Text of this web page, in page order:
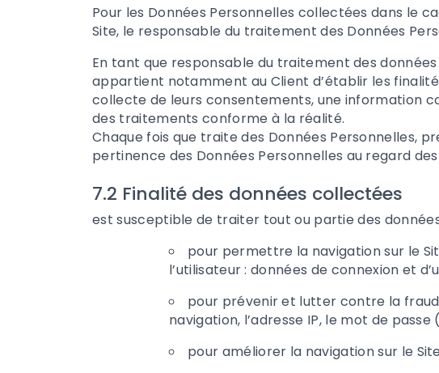
Pour les Données Personnelles collectées dans le
Site, le responsable du traitement des Données
En tant que responsable du traitement des
appartient notamment au Client d’établir les
collecte de leurs consentements, une information
des traitements conforme à la réalité.
Chaque fois que traite des Données Personnelles,
pertinence des Données Personnelles au regard
7.2 Finalité des données collectées
est susceptible de traiter tout ou partie des
pour permettre la navigation sur le
l’utilisateur : données de connexion et
pour prévenir et lutter contre la
navigation, l’adresse IP, le mot de passe
pour améliorer la navigation sur le